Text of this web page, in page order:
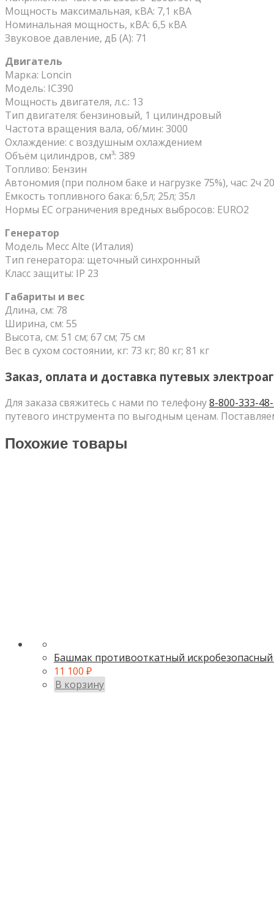
Мощность максимальная, кВА: 7,1 кВА
Номинальная мощность, кВА: 6,5 кВА
Звуковое давление, дБ (А): 71
Двигатель
Марка: Loncin
Модель: IC390
Мощность двигателя, л.с.: 13
Тип двигателя: бензиновый, 1 цилиндровый
Частота вращения вала, об/мин: 3000
Охлаждение: с воздушным охлаждением
Объём цилиндров, см³: 389
Топливо: Бензин
Автономия (при полном баке и нагрузке 75%), час: 2ч
Емкость топливного бака: 6,5л; 25л; 35л
Нормы ЕС ограничения вредных выбросов: EURO2
Генератор
Модель Mecc Alte (Италия)
Тип генератора: щеточный синхронный
Класс защиты: IP 23
Габариты и вес
Длина, см: 78
Ширина, см: 55
Высота, см: 51 см; 67 см; 75 см
Вес в сухом состоянии, кг: 73 кг; 80 кг; 81 кг
Заказ, оплата и доставка путевых
Для заказа свяжитесь с нами по телефону8-800-333-
путевого инструмента по выгодным ценам.
Похожие товары
Башмак противооткатный
11 100 ₽
В корзину